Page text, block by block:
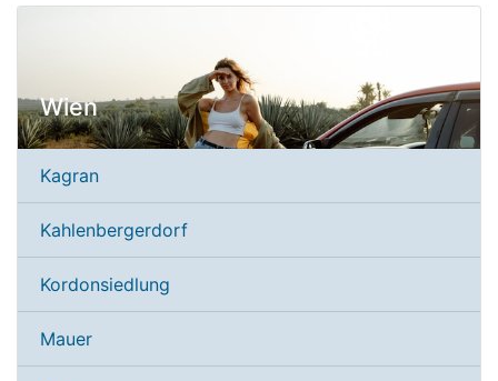
Wien
Kagran
Kahlenbergerdorf
Kordonsiedlung
Mauer